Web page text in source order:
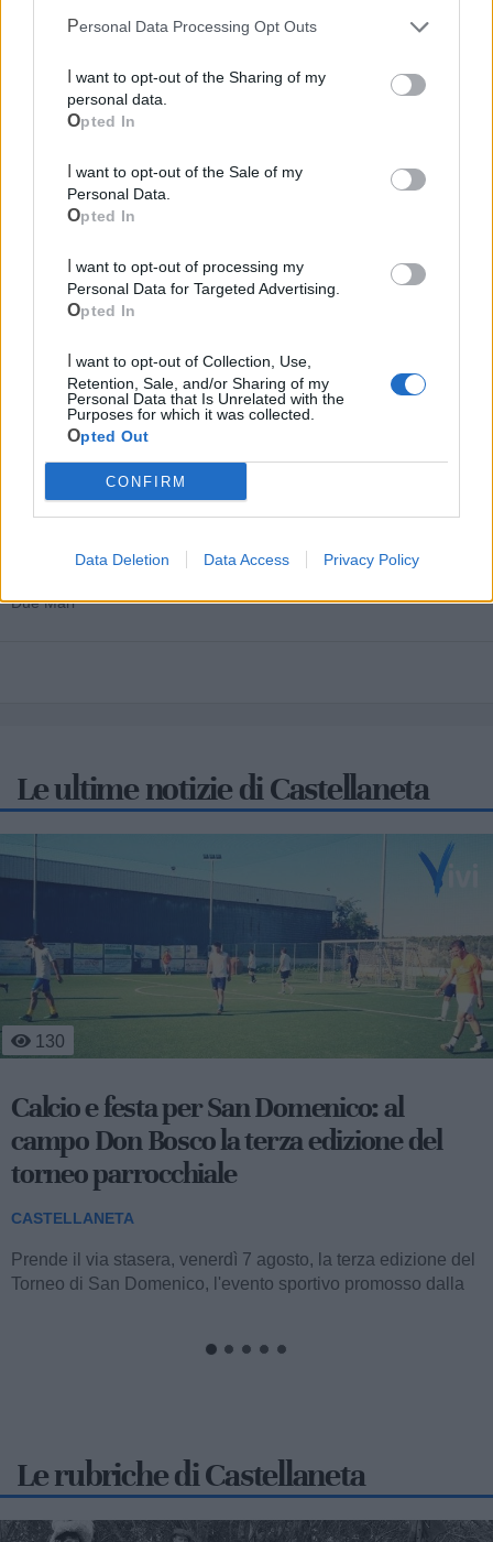
Personal Data Processing Opt Outs
personal data.
Opted In
Personal Data.
Opted In
Personal Data for Targeted Advertising.
Opted In
Retention, Sale, and/or Sharing of my
Personal Data that Is Unrelated with the
Purposes for which it was collected.
Opted Out
CONFIRM
Data Deletion Data Access Privacy Policy
Cia Agricoltori Italiani | Puglia - Area Due
Due Mari
Le ultime notizie di Castellaneta
554
Occhiali da sole in dono ai bambini della
Pediatria del San Pio
CASTELLANETA
Stamane, nella struttura semplice di Pediatria dell’ospedale
San Pio di Castellaneta, sono stati donati occhiali da sole ai
bambini in cura....
Le rubriche di Castellaneta